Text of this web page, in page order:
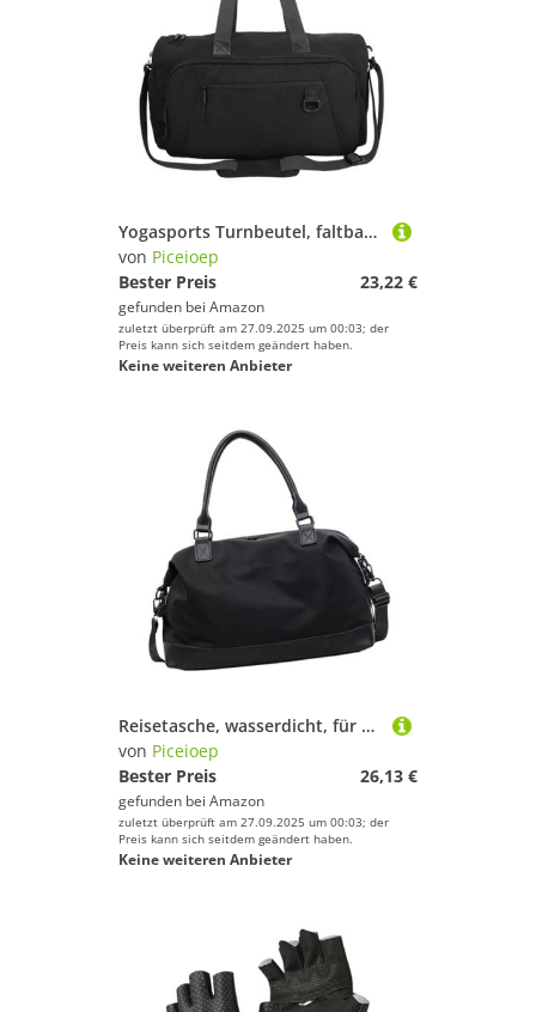
Yogasports Turnbeutel, faltbar, Reisetasche, Handgepäck, Wochenendtasche, wasserdicht, Übernachtungstasche für Yoga, Schulter, Schwarz , Mass Beauty
von Piceioep
Bester Preis
23,22 €
gefunden bei Amazon
zuletzt überprüft am 27.09.2025 um 00:03; der
Preis kann sich seitdem geändert haben.
Keine weiteren Anbieter
Reisetasche, wasserdicht, für Damen, Mädchen, Sport, Fitnessstudio, Handtaschen, Geschenke, Wochenende, Übernachtung, Schwarz , Mass Beauty
von Piceioep
Bester Preis
26,13 €
gefunden bei Amazon
zuletzt überprüft am 27.09.2025 um 00:03; der
Preis kann sich seitdem geändert haben.
Keine weiteren Anbieter